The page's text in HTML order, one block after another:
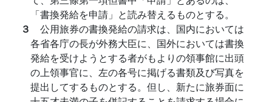
「書換発給を申請」と読み替えるものとする。
３ 公用旅券の書換発給の請求は、国内においては
各省各庁の長が外務大臣に、国外においては書換
発給を受けようとする者がもよりの領事館に出頭
の上領事官に、左の各号に掲げる書類及び写真を
提出してするものとする。但し、新たに旅券面に